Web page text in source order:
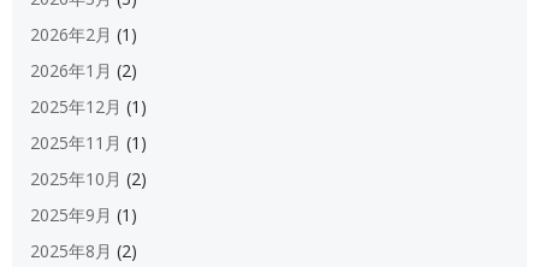
2026年2月 (1)
2026年1月 (2)
2025年12月 (1)
2025年11月 (1)
2025年10月 (2)
2025年9月 (1)
2025年8月 (2)